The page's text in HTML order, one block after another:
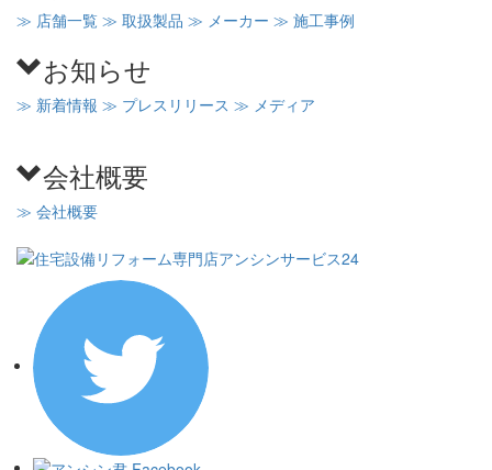
≫ 店舗一覧 ≫ 取扱製品 ≫ メーカー ≫ 施工事例
お知らせ
≫ 新着情報 ≫ プレスリリース ≫ メディア
会社概要
≫ 会社概要